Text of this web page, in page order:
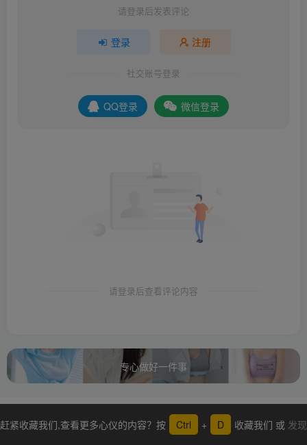
请登录后发表评论
登录 注册
社交账号登录
QQ登录 微信登录
请登录后查看评论内容
专心做好一件事
赶紧收藏我们,查看更多心仪的内容？按 Ctrl + D 收藏我们 或 发现